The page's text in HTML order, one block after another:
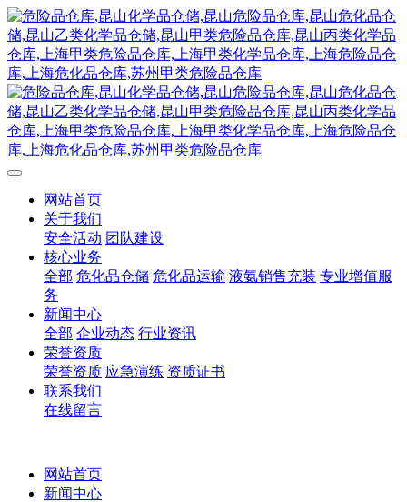
网站首页
关于我们
安全活动 团队建设
核心业务
全部 危化品仓储 危化品运输 液氨销售充装 专业增值服
务
新闻中心
全部 企业动态 行业资讯
荣誉资质
荣誉资质 应急演练 资质证书
联系我们
在线留言
网站首页
新闻中心